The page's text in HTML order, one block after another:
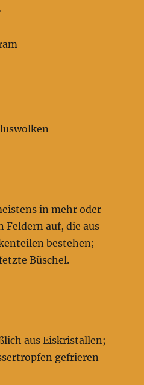
in mehr oder
Feldern auf, die aus
bestehen;
Büschel.
aus Eiskristallen;
gefrieren